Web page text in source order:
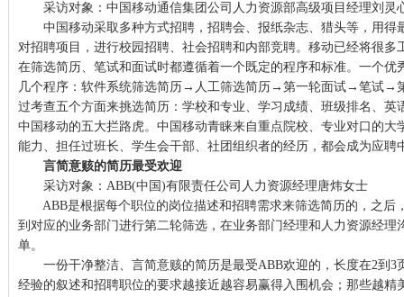
采访对象：中国移动通信集团公司人力资源部高级项目经理刘灵
中国移动采取多种方式招聘，招聘会、报纸杂志、猎头等，用得
对招聘项目，进行校园招聘、社会招聘和内部竞聘。移动已经将很多
在筛选简历、笔试和面试时都遵循着一个既定的程序和标准。一个优
几个程序：软件系统筛选简历→人工筛选简历→第一轮面试→笔试→
过考查五个方面来挑选简历：学校和专业、学习成绩、班级排名、英
中国移动的五大拦路虎。中国移动青睐来自重点院校、专业对口的大
能力、担任过班长、学生会干部、社团组织者的经历，都会成为应聘
言简意赅的简历最受欢迎
采访对象：ABB(中国)有限责任公司人力资源经理唐炜女士
ABB是根据每个职位的岗位描述和招聘需求来筛选简历的，之后
到对应的业务部门进行第二轮筛选，在业务部门经理和人力资源经理
单。
一份干净整洁、言简意赅的简历是最受ABB欢迎的，长度在2到3
经验的叙述和招聘职位的要求越接近越容易赢得入围机会；那些越精